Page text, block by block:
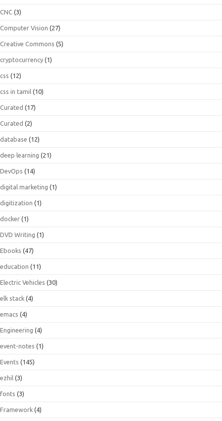
CNC (3)
Computer Vision (27)
Creative Commons (5)
cryptocurrency (1)
css (12)
css in tamil (10)
Curated (17)
Curated (2)
database (12)
deep learning (21)
DevOps (14)
digital marketing (1)
digitization (1)
docker (1)
DVD Writing (1)
Ebooks (47)
education (11)
Electric Vehicles (30)
elk stack (4)
emacs (4)
Engineering (4)
event-notes (1)
Events (145)
ezhil (3)
fonts (3)
Framework (4)